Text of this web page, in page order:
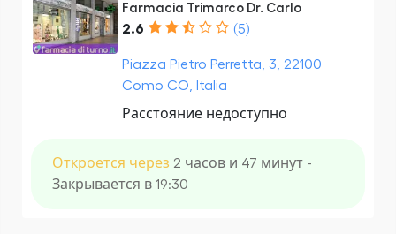
Farmacia Trimarco Dr. Carlo
2.6 (5)
Piazza Pietro Perretta, 3, 22100
Como CO, Italia
Расстояние недоступно
Откроется через 2 часов и 47 минут -
Закрывается в 19:30